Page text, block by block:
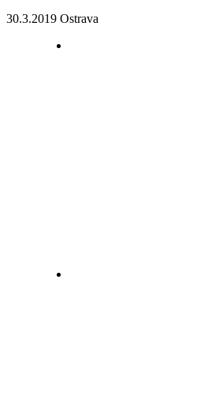
30.3.2019 Ostrava